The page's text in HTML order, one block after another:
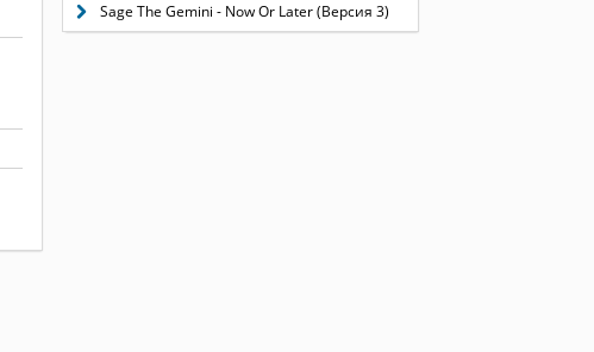
Sage The Gemini - Now Or Later (Версия 3)